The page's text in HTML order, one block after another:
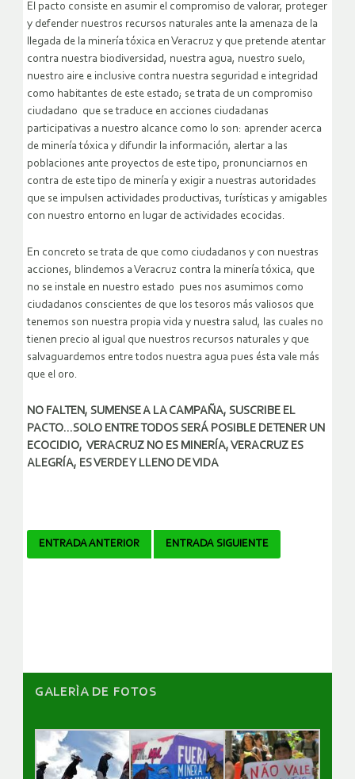
El pacto consiste en asumir el compromiso de valorar, proteger
y defender nuestros recursos naturales ante la amenaza de la
llegada de la minería tóxica en Veracruz y que pretende atentar
contra nuestra biodiversidad, nuestra agua, nuestro suelo,
nuestro aire e inclusive contra nuestra seguridad e integridad
como habitantes de este estado; se trata de un compromiso
ciudadano que se traduce en acciones ciudadanas
participativas a nuestro alcance como lo son: aprender acerca
de minería tóxica y difundir la información, alertar a las
poblaciones ante proyectos de este tipo, pronunciarnos en
contra de este tipo de minería y exigir a nuestras autoridades
que se impulsen actividades productivas, turísticas y amigables
con nuestro entorno en lugar de actividades ecocidas.
En concreto se trata de que como ciudadanos y con nuestras
acciones, blindemos a Veracruz contra la minería tóxica, que
no se instale en nuestro estado pues nos asumimos como
ciudadanos conscientes de que los tesoros más valiosos que
tenemos son nuestra propia vida y nuestra salud, las cuales no
tienen precio al igual que nuestros recursos naturales y que
salvaguardemos entre todos nuestra agua pues ésta vale más
que el oro.
NO FALTEN, SUMENSE A LA CAMPAÑA, SUSCRIBE EL
PACTO…SOLO ENTRE TODOS SERÁ POSIBLE DETENER UN
ECOCIDIO, VERACRUZ NO ES MINERÍA, VERACRUZ ES
ALEGRÍA, ES VERDE Y LLENO DE VIDA
Navegador
ENTRADA ANTERIOR ENTRADA SIGUIENTE
GALERÌA DE FOTOS